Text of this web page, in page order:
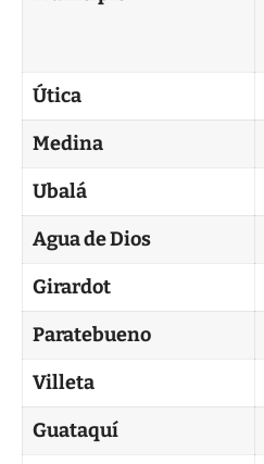
Útica
Medina
Ubalá
Agua de Dios
Girardot
Paratebueno
Villeta
Guataquí